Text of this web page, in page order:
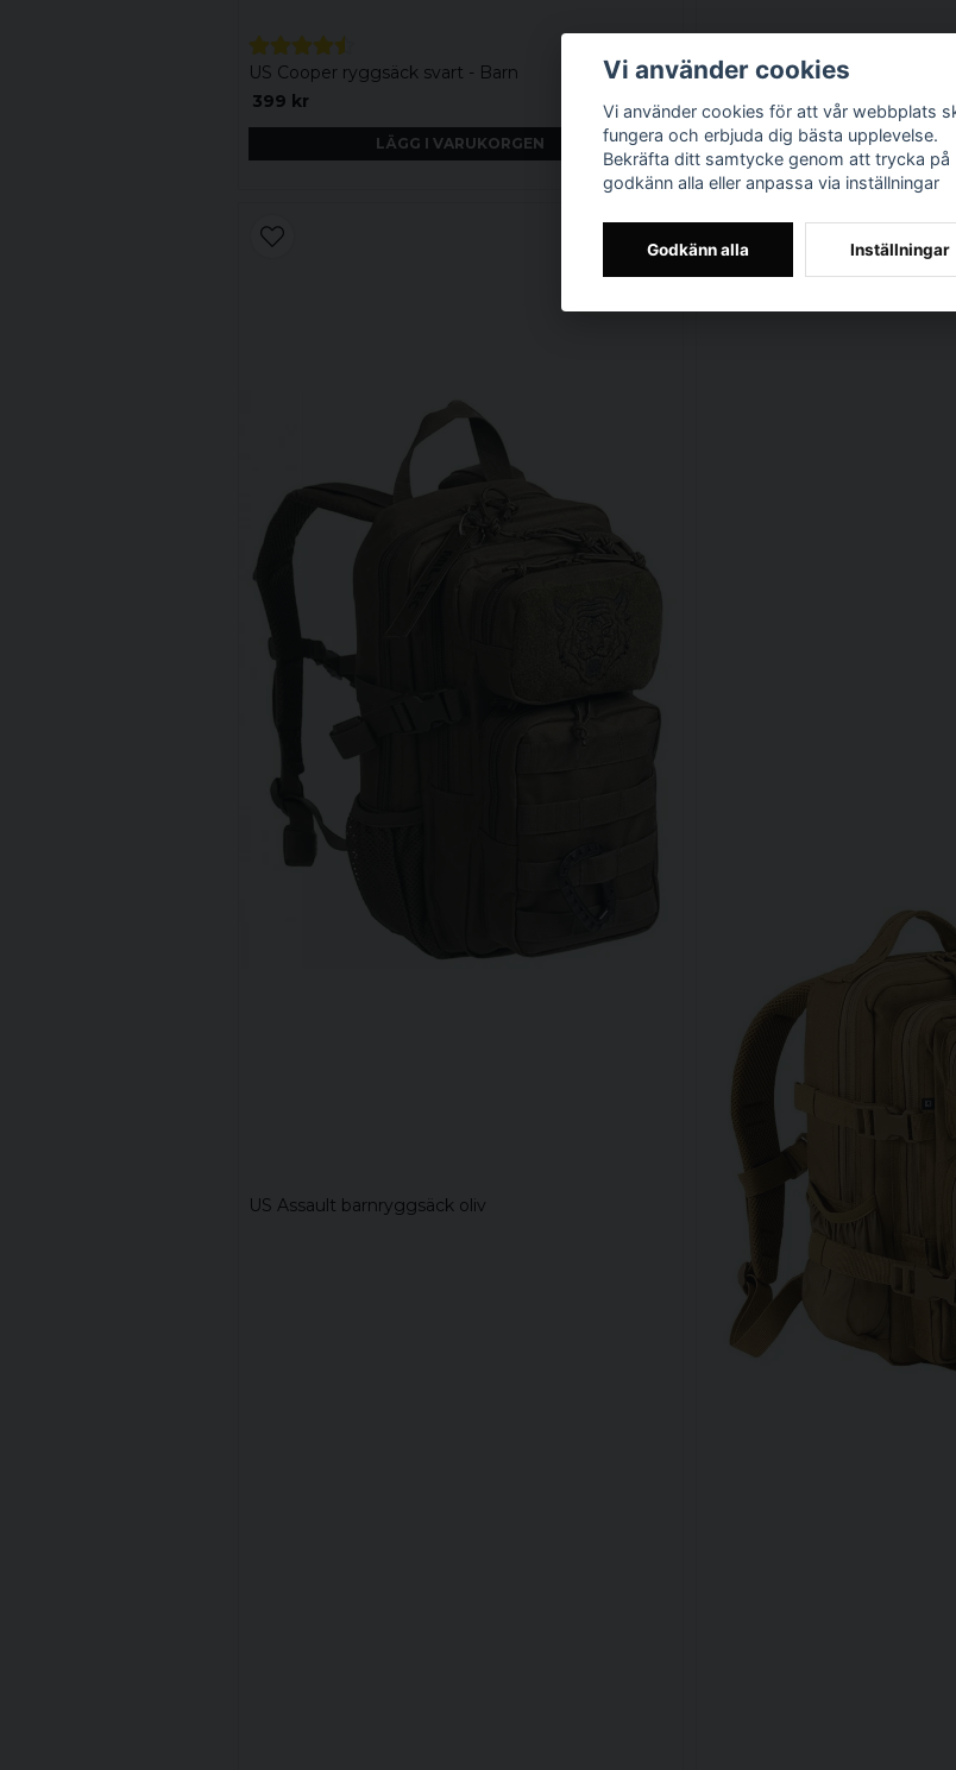
US Cooper ryggsäck svart - Barn
399 kr
LÄGG I VARUKORGEN
US Cooper ryggsäck oliv - Barn
399 kr
LÄGG I
US Assault barnryggsäck oliv
Vi använder cookies
Vi använder cookies för att vår webbplats
fungera och erbjuda dig bästa upplevelse.
Bekräfta ditt samtycke genom att trycka på
godkänn alla eller anpassa via inställningar
Godkänn alla Inställningar